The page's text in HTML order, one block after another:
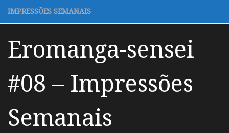
IMPRESSÕES SEMANAIS
Eromanga-sensei
#08 – Impressões
Semanais